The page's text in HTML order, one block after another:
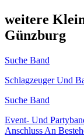
weitere
Günzburg
Suche Band
Schlagzeuger Und
Suche Band
Event- Und
Anschluss An